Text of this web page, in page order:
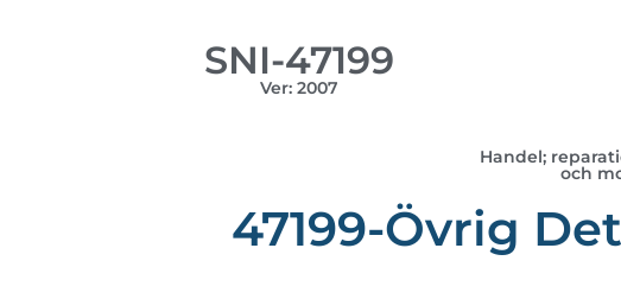
SNI-47199
Ver: 2007
Handel;
och
47199-Övrig